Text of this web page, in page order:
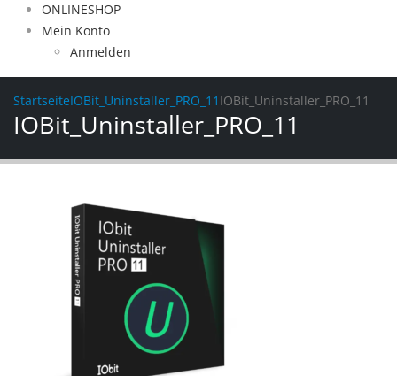
ONLINESHOP
Mein Konto
Anmelden
StartseiteIOBit_Uninstaller_PRO_11 IOBit_Uninstaller_PRO_11
IOBit_Uninstaller_PRO_11